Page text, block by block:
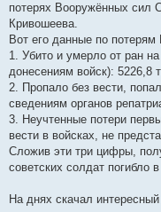
щ
е
и
е
потерях Вооружённых сил
Кривошеева.
Вот его данные по
1. Убито и умерло от ран
донесениям войск): 5226,8
2. Пропало без вести,
сведениям органов
3. Неучтенные потери
вести в войсках, не
Сложив эти три цифры,
советских солдат погибло
На днях скачал